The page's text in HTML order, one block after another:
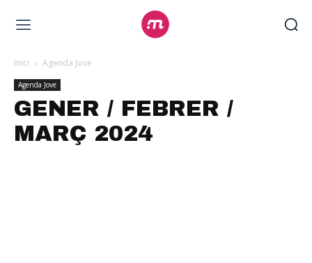
Inici Agenda Jove
Agenda Jove
GENER / FEBRER /
MARÇ 2024